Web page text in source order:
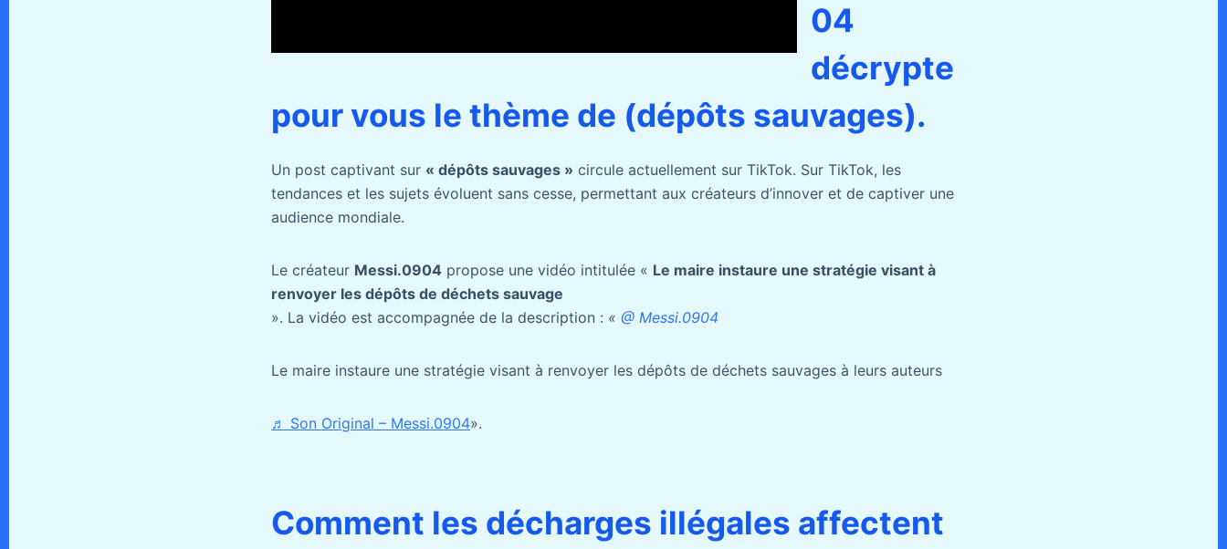
04
décrypte
pour vous le thème de (dépôts sauvages).
Un post captivant sur « dépôts sauvages » circule actuellement sur TikTok. Sur TikTok, les
tendances et les sujets évoluent sans cesse, permettant aux créateurs d’innover et de captiver une
audience mondiale.
Le créateur Messi.0904 propose une vidéo intitulée « Le maire instaure une stratégie visant à
renvoyer les dépôts de déchets sauvage
». La vidéo est accompagnée de la description : « @ Messi.0904
Le maire instaure une stratégie visant à renvoyer les dépôts de déchets sauvages à leurs auteurs
♬ Son Original – Messi.0904».
Comment les décharges illégales affectent